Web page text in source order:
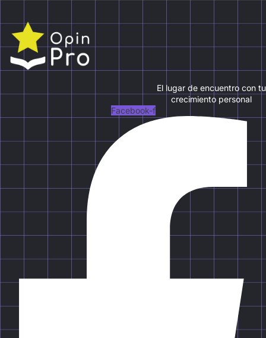
El lugar de encuentro con tu
crecimiento personal
Facebook-f